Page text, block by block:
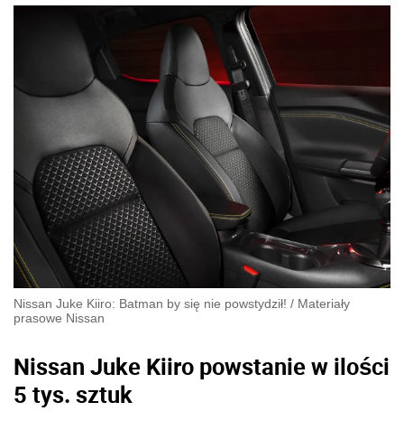
Nissan Juke Kiiro: Batman by się nie powstydził! / Materiały
prasowe Nissan
Nissan Juke Kiiro powstanie w ilości
5 tys. sztuk